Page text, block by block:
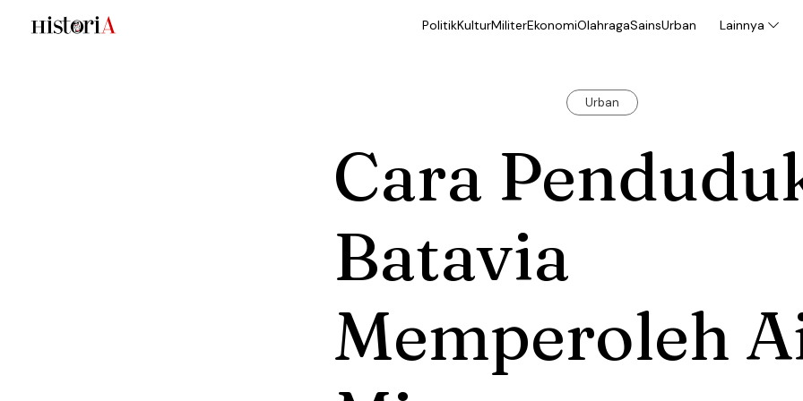
PolitikKulturMiliterEkonomiOlahragaSainsUrban Lainnya
Urban
Cara
Batavia
Memperoleh